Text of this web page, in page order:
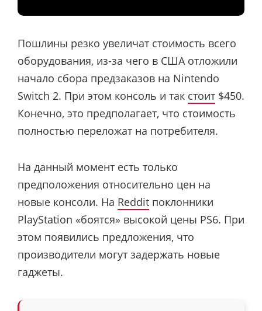
Пошлины резко увеличат стоимость всего
оборудования, из-за чего в США отложили
начало сбора предзаказов на Nintendo
Switch 2. При этом консоль и так стоит $450.
Конечно, это предполагает, что стоимость
полностью переложат на потребителя.
На данный момент есть только
предположения относительно цен на
новые консоли. На Reddit поклонники
PlayStation «боятся» высокой цены PS6. При
этом появились предложения, что
производители могут задержать новые
гаджеты.